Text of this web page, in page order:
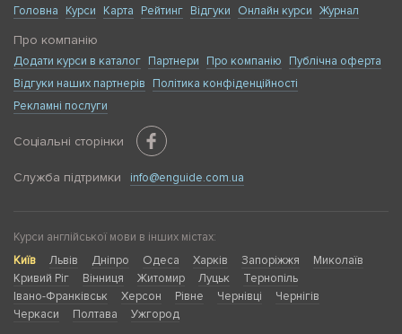
Головна Курси Карта Рейтинг Відгуки Онлайн курси Журнал
Про компанію
Додати курси в каталог Партнери Про компанію
Публічна оферта
Відгуки наших партнерів
Політика конфіденційності
Рекламні послуги
Соціальні сторінки
Служба підтримки info@enguide.com.ua
Курси англійської мови в інших містах:
Київ
Львів Дніпро Одеса Харків Запоріжжя
Миколаїв
Кривий Ріг
Вінниця Житомир Луцьк
Тернопіль
Івано-Франківськ
Херсон Рівне Чернівці
Чернігів
Черкаси
Полтава Ужгород